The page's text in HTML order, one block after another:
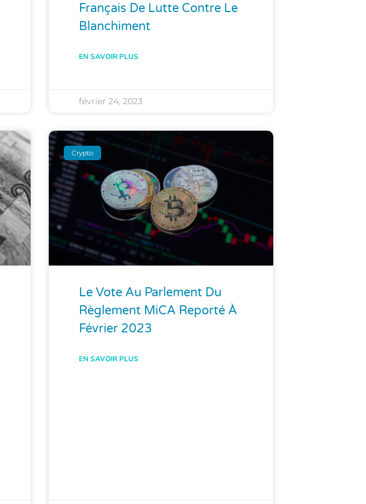
Français De Lutte Contre Le
Blanchiment
EN SAVOIR PLUS
février 24, 2023
Crypto
Le Vote Au Parlement Du
Règlement MiCA Reporté À
Février 2023
EN SAVOIR PLUS